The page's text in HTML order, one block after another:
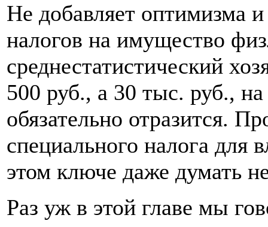
Не добавляет оптимизма
налогов на имущество
среднестатистический
500 руб., а 30 тыс. руб.,
обязательно отразится.
специального налога для
этом ключе даже думать
Раз уж в этой главе мы